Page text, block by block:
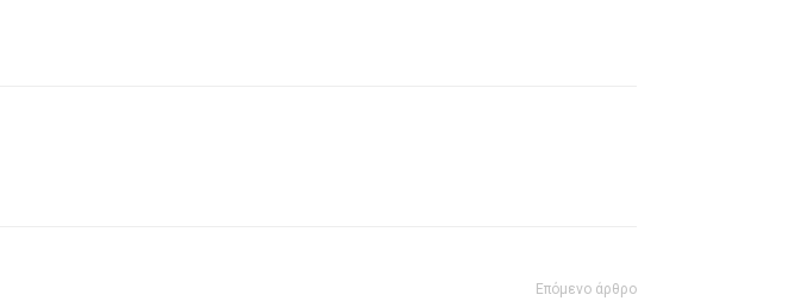
Επόμενο άρθρο